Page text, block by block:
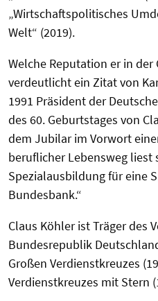
„Wirtschaftspolitisches
Welt“ (2019).
Welche Reputation er in
verdeutlicht ein Zitat von
1991 Präsident der
des 60. Geburtstages von
dem Jubilar im Vorwort
beruflicher Lebensweg liest
Spezialausbildung für eine
Bundesbank.“
Claus Köhler ist Träger des
Bundesrepublik
Großen Verdienstkreuzes
Verdienstkreuzes mit Stern